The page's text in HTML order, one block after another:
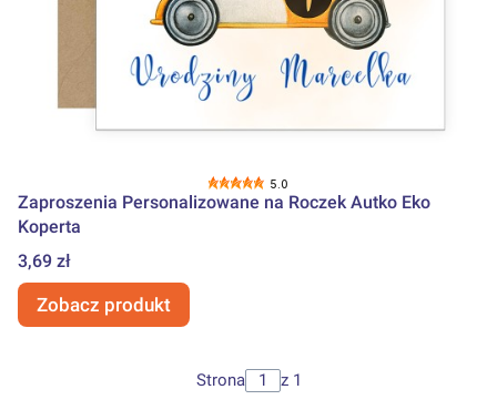
5.0
Zaproszenia Personalizowane na Roczek Autko Eko
Koperta
Cena
3,69 zł
Zobacz produkt
Strona z 1